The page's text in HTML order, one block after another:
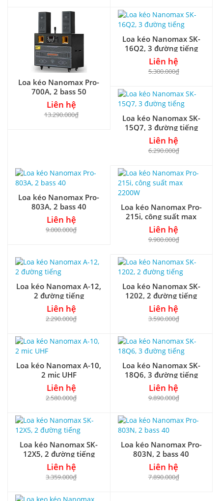
Loa kéo Nanomax Pro-
700A, 2 bass 50
Liên hệ
13.290.000₫
Loa kéo Nanomax SK-
16Q2, 3 đường tiếng
Liên hệ
5.300.000₫
Loa kéo Nanomax SK-
15Q7, 3 đường tiếng
Liên hệ
6.290.000₫
Loa kéo Nanomax Pro-
803A, 2 bass 40
Liên hệ
9.000.000₫
Loa kéo Nanomax Pro-
215i, công suất max
2200W
Liên hệ
9.900.000₫
Loa kéo Nanomax A-12,
2 đường tiếng
Liên hệ
2.290.000₫
Loa kéo Nanomax SK-
1202, 2 đường tiếng
Liên hệ
3.590.000₫
Loa kéo Nanomax A-10,
2 mic UHF
Liên hệ
2.580.000₫
Loa kéo Nanomax SK-
18Q6, 3 đường tiếng
Liên hệ
9.890.000₫
Loa kéo Nanomax SK-
12X5, 2 đường tiếng
Liên hệ
3.359.000₫
Loa kéo Nanomax Pro-
803N, 2 bass 40
Liên hệ
7.890.000₫